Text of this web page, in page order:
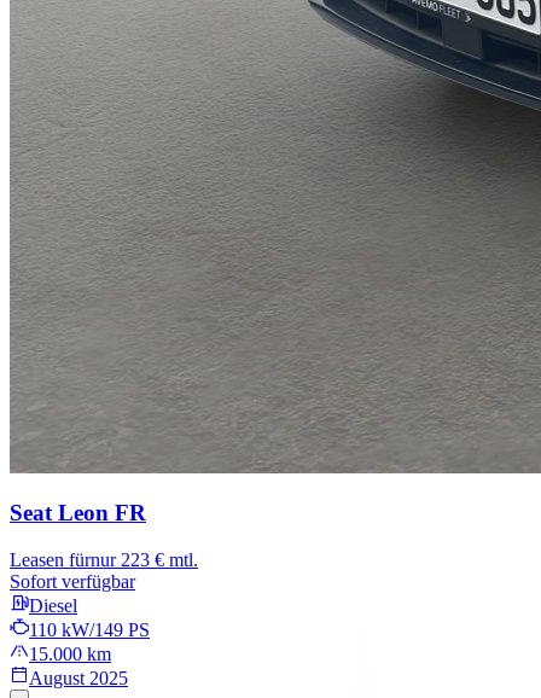
Seat Leon FR
Leasen fürnur 223 € mtl.
Sofort verfügbar
Diesel
110 kW/149 PS
15.000 km
August 2025